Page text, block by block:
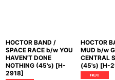
HOCTOR BAND /
SPACE RACE b/w YOU
HAVEN'T DONE
NOTHING (45's) [H-
2918]
HOCTOR
MUD b/w
CENTRAL
(45's) [H-